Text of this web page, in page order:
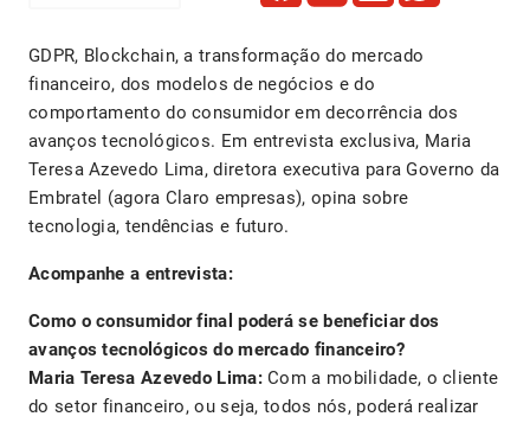
GDPR, Blockchain, a transformação do mercado
financeiro, dos modelos de negócios e do
comportamento do consumidor em decorrência dos
avanços tecnológicos. Em entrevista exclusiva, Maria
Teresa Azevedo Lima, diretora executiva para Governo da
Embratel (agora Claro empresas), opina sobre
tecnologia, tendências e futuro.
Acompanhe a entrevista:
Como o consumidor final poderá se beneficiar dos
avanços tecnológicos do mercado financeiro?
Maria Teresa Azevedo Lima:Com a mobilidade, o cliente
do setor financeiro, ou seja, todos nós, poderá realizar